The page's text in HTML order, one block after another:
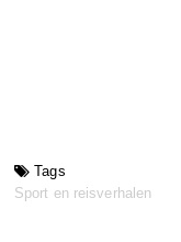
Tags
Sport en reisverhalen